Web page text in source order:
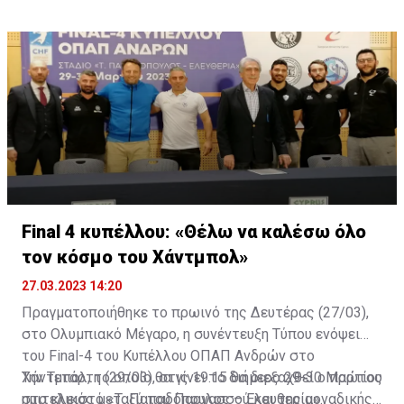
εξασφαλίσει την 6η θέση και συνεπώς θα αποφύγει
τους αγώνες για τη διαβάθμιση να κρίνεται στις
τέσσερις επιτυχίες.
Final 4 κυπέλλου: «Θέλω να καλέσω όλο
τον κόσμο του Χάντμπολ»
27.03.2023 14:20
Πραγματοποιήθηκε το πρωινό της Δευτέρας (27/03),
στο Ολυμπιακό Μέγαρο, η συνέντευξη Τύπου ενόψει
του Final-4 του Κυπέλλου ΟΠΑΠ Ανδρών στο
Χάντμπολ, το οποίο θα γίνει το διήμερο 29-30 Μαρτίου
στο κλειστό «Τ. Παπαδόπουλος – Ελευθερία».
Την Τετάρτη (29/03), στις 19:15 θα διεξαχθεί ο πρώτος
ημιτελικός μεταξύ του Παρνασσού και της μοναδικής